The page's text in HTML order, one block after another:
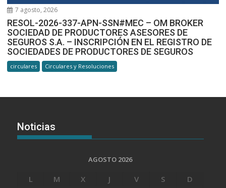
7 agosto, 2026
RESOL-2026-337-APN-SSN#MEC – OM BROKER
SOCIEDAD DE PRODUCTORES ASESORES DE
SEGUROS S.A. – INSCRIPCIÓN EN EL REGISTRO DE
SOCIEDADES DE PRODUCTORES DE SEGUROS
circulares Circulares y Resoluciones
Noticias
AGOSTO 2026
L M X J V S
D